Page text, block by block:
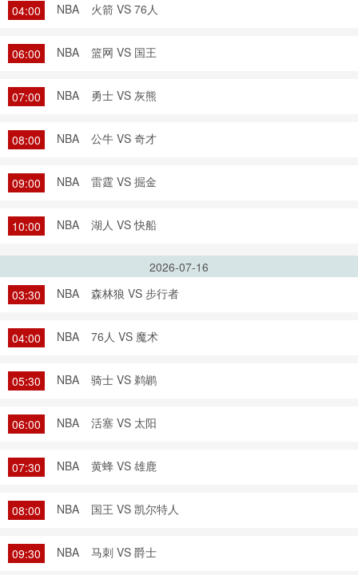
04:00
NBA 火箭 VS 76人
06:00 NBA 篮网 VS 国王
07:00 NBA 勇士 VS 灰熊
08:00 NBA 公牛 VS 奇才
09:00 NBA 雷霆 VS 掘金
10:00 NBA 湖人 VS 快船
2026-07-16
03:30
NBA 森林狼 VS 步行者
04:00 NBA 76人 VS 魔术
05:30 NBA 骑士 VS 鹈鹕
06:00 NBA 活塞 VS 太阳
07:30 NBA 黄蜂 VS 雄鹿
08:00 NBA 国王 VS 凯尔特人
09:30 NBA 马刺 VS 爵士